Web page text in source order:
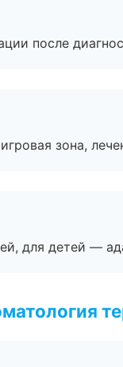
после
зона,
для детей —